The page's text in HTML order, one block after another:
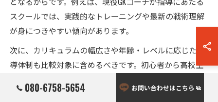
スクールでは、実践的なトレーニングや最新の戦術理解
が身につきやすい傾向があります。
次に、カリキュラムの幅広さや年齢・レベルに応じた指
導体制も比較対象に含めるべきです。初心者から高校生
術を伸ばせるため、長期的な成長を期待できます。これ
080-6758-5654 お問い合わせはこちら